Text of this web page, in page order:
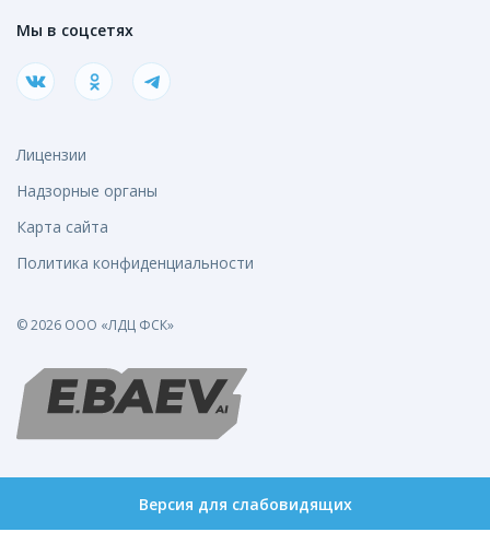
Мы в соцсетях
Лицензии
Надзорные органы
Карта сайта
Политика конфиденциальности
© 2026 ООО «ЛДЦ ФСК»
Версия для слабовидящих